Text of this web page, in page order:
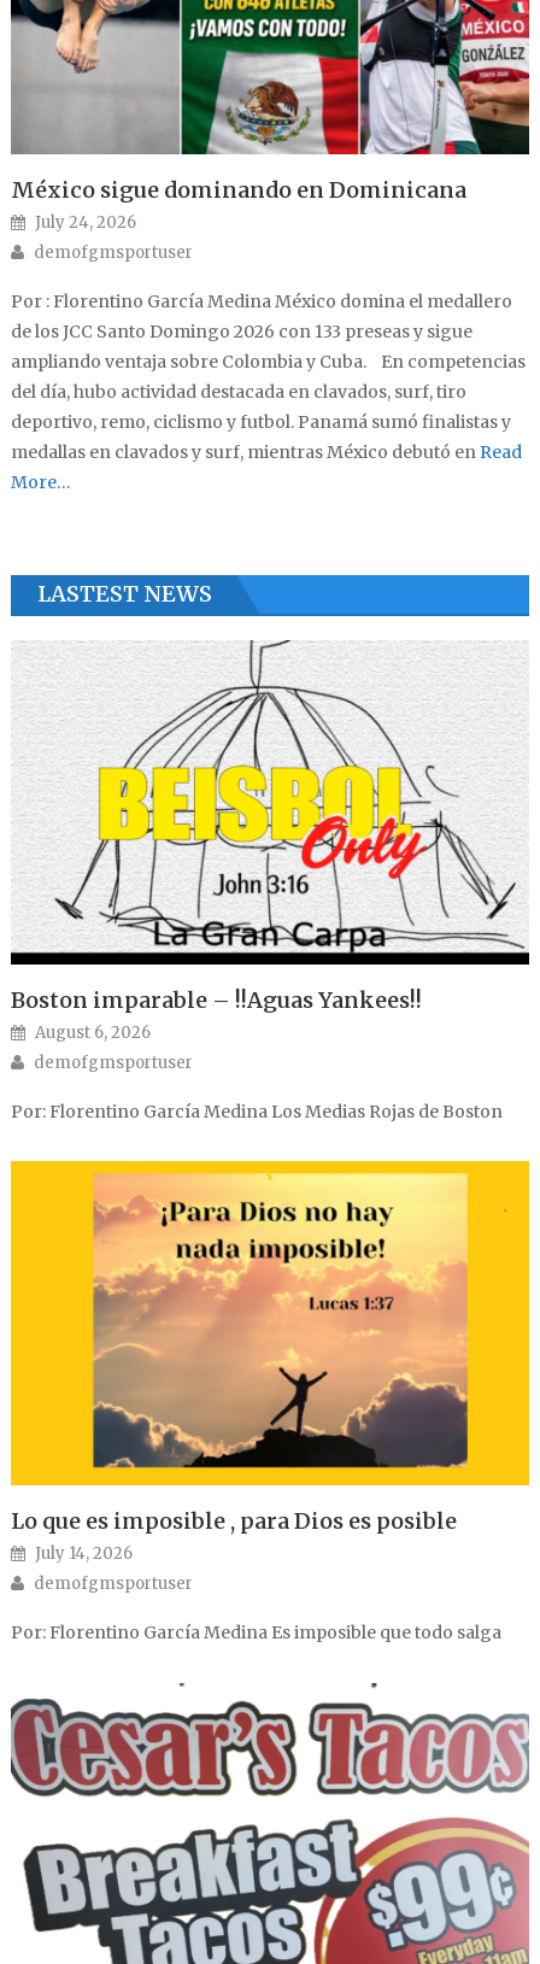
México sigue dominando en Dominicana
Posted on
July 24, 2026
Author
demofgmsportuser
Por : Florentino García Medina México domina el medallero
de los JCC Santo Domingo 2026 con 133 preseas y sigue
ampliando ventaja sobre Colombia y Cuba. En competencias
del día, hubo actividad destacada en clavados, surf, tiro
deportivo, remo, ciclismo y futbol. Panamá sumó finalistas y
medallas en clavados y surf, mientras México debutó enRead
More…
LASTEST NEWS
Boston imparable – !!Aguas Yankees!!
Posted on
August 6, 2026
Author
demofgmsportuser
Por: Florentino García Medina Los Medias Rojas de Boston
Lo que es imposible , para Dios es posible
Posted on
July 14, 2026
Author
demofgmsportuser
Por: Florentino García Medina Es imposible que todo salga